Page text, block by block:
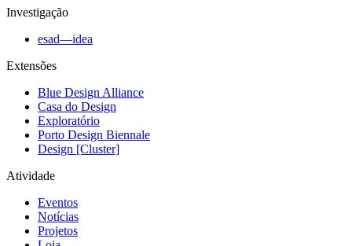
Investigação
esad—idea
Extensões
Blue Design Alliance
Casa do Design
Exploratório
Porto Design Biennale
Design [Cluster]
Atividade
Eventos
Notícias
Projetos